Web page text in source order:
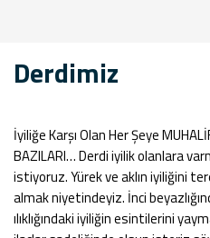
Derdimiz
İyiliğe Karşı Olan Her Şeye
BAZILARI… Derdi iyilik olanlara
istiyoruz. Yürek ve aklın iyiliğini
almak niyetindeyiz. İnci
ılıklığındaki iyiliğin esintilerini